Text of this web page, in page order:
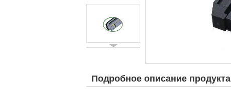
Подробное описание продукта